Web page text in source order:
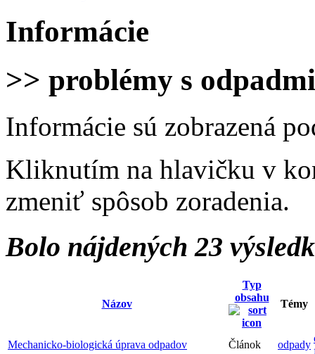
Informácie
>> problémy s odpadmi
Informácie sú zobrazená
Kliknutím na hlavičku v
zmeniť spôsob zoradenia.
Bolo nájdených 23
Názov
Typ
obsahu
Témy
Mechanicko-biologická úprava odpadov Článok odpady